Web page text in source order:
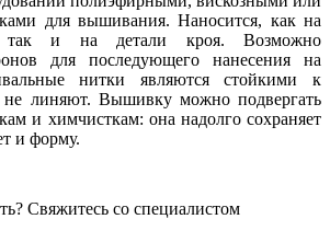
для вышивания. Наносится, как на
так и на детали кроя. Возможно
для последующего нанесения на
нитки являются стойкими к
не линяют. Вышивку можно подвергать
и химчисткам: она надолго сохраняет
и форму.
Свяжитесь со специалистом